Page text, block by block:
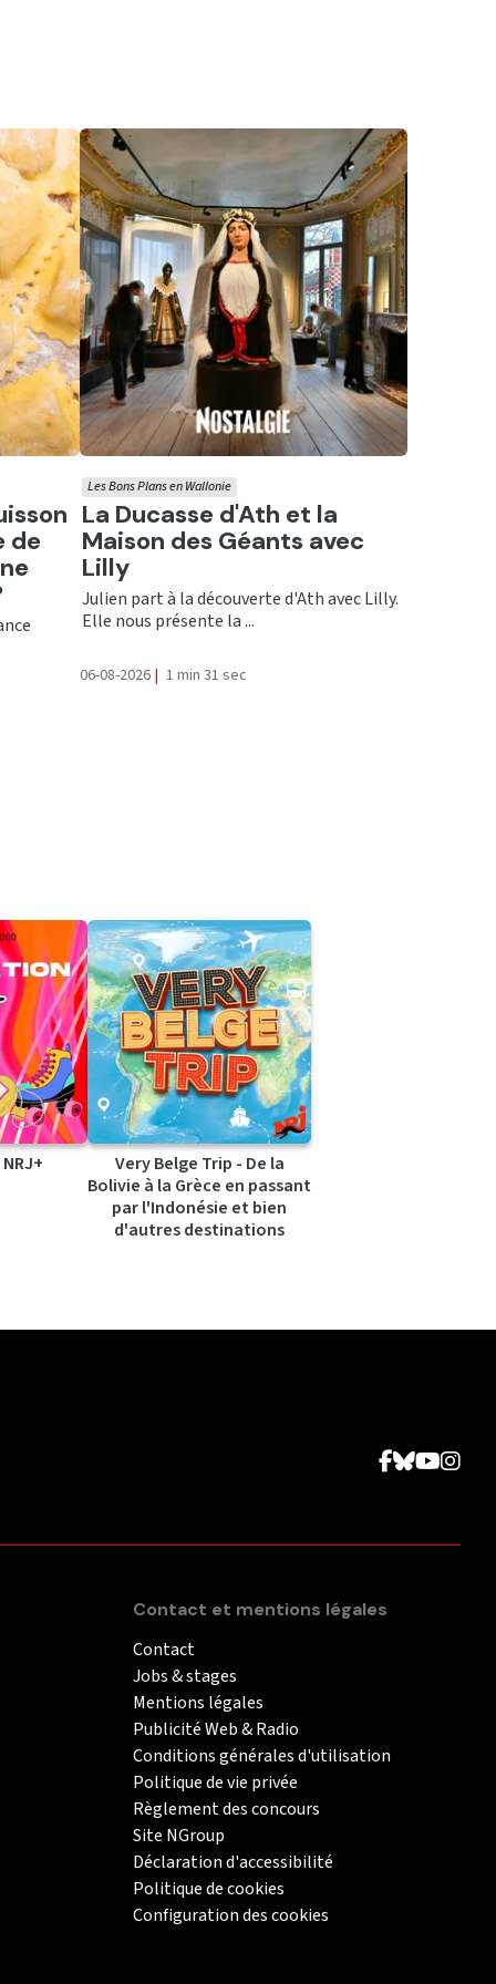
de
Ecouter
La Ducasse d'Ath et la
Maison des Géants avec
Lilly
Les Bons Plans en Wallonie
Julien part à la découverte d'Ath avec Lilly.
Elle nous présente la ...
06-08-2026 | 1 min 31 sec
Very Belge Trip - De la
Bolivie à la Grèce en passant
par l'Indonésie et bien
d'autres destinations
Contact et mentions légales
Contact
Jobs & stages
Mentions légales
Publicité Web & Radio
Conditions générales d'utilisation
Politique de vie privée
Règlement des concours
Site NGroup
Déclaration d'accessibilité
Politique de cookies
Configuration des cookies